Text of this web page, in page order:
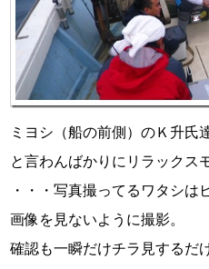
ミヨシ（船の前側）のＫ升氏
と言わんばかりにリラックス
・・・写真撮ってるワタシ
画像を見ないように撮影。
確認も一瞬だけチラ見するだ